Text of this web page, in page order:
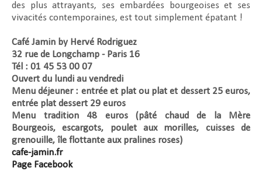
des plus attrayants, ses embardées bourgeoises et ses
vivacités contemporaines, est tout simplement épatant !
Café Jamin by Hervé Rodriguez
32 rue de Longchamp - Paris 16
Tél : 01 45 53 00 07
Ouvert du lundi au vendredi
Menu déjeuner : entrée et plat ou plat et dessert 25 euros,
entrée plat dessert 29 euros
Menu tradition 48 euros (pâté chaud de la Mère
Bourgeois, escargots, poulet aux morilles, cuisses de
grenouille, île flottante aux pralines roses)
cafe-jamin.fr
Page Facebook